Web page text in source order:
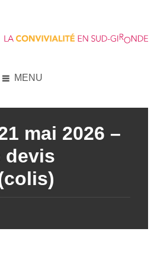
MENU
mai 2026 –
devis